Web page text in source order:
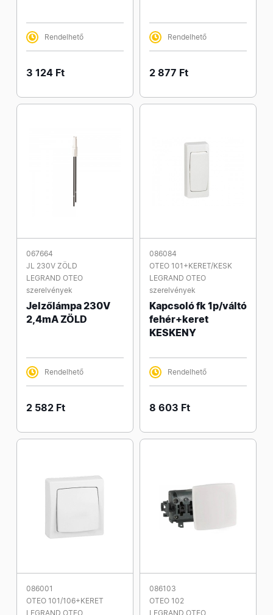
Rendelhető
3 124 Ft
Rendelhető
2 877 Ft
067664
JL 230V ZÖLD
LEGRAND OTEO
szerelvények
Jelzőlámpa 230V
2,4mA ZÖLD
Rendelhető
2 582 Ft
086084
OTEO 101+KERET/KESK
LEGRAND OTEO
szerelvények
Kapcsoló fk 1p/váltó
fehér+keret
KESKENY
Rendelhető
8 603 Ft
086001
OTEO 101/106+KERET
LEGRAND OTEO
086103
OTEO 102
LEGRAND OTEO